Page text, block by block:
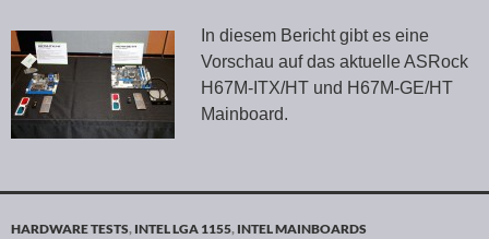
In diesem Bericht gibt es eine
Vorschau auf das aktuelle ASRock
H67M-ITX/HT und H67M-GE/HT
Mainboard.
HARDWARE TESTS, INTEL LGA 1155, INTEL MAINBOARDS